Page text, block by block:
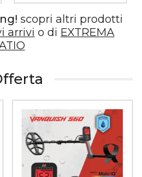
scopri altri prodotti
arrivi o di EXTREMA